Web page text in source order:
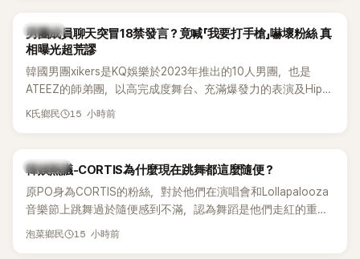
不僅展現兩人多年不變的好交情，她幾乎素顏入鏡的真實模
樣，也意外掀起網友熱議。
K-POP
男團成員聊天突冒18禁發言？竟喊「我要打手槍」嚇壞粉絲 真
相曝光超荒謬
韓國男團xikers是KQ娛樂於2023年推出的10人男團，也是
ATEEZ的師弟團，以高完成度舞台、充滿爆發力的表演及Hip-
Hop風格聞名，出道後迅速累積大批海內外粉絲，近年也陸續
K氏鄉民 15 小時前
熱議討論
韓娛熱議-CORTIS為什麼現在跳舞都這麼隨便？
原PO身為CORTIS的粉絲，對於他們在演唱會和Lollapalooza
音樂節上跳舞過於隨便感到不滿，認為舞蹈是他們走紅的重要
原因，希望他們能更認真地表演。
泡菜鄉民 15 小時前